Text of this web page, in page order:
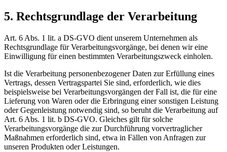
5. Rechtsgrundlage der Verarbeitung
Art. 6 Abs. 1 lit. a DS-GVO dient unserem Unternehmen als
Rechtsgrundlage für Verarbeitungsvorgänge, bei denen wir eine
Einwilligung für einen bestimmten Verarbeitungszweck einholen.
Ist die Verarbeitung personenbezogener Daten zur Erfüllung eines
Vertrags, dessen Vertragspartei Sie sind, erforderlich, wie dies
beispielsweise bei Verarbeitungsvorgängen der Fall ist, die für eine
Lieferung von Waren oder die Erbringung einer sonstigen Leistung
oder Gegenleistung notwendig sind, so beruht die Verarbeitung auf
Art. 6 Abs. 1 lit. b DS-GVO. Gleiches gilt für solche
Verarbeitungsvorgänge die zur Durchführung vorvertraglicher
Maßnahmen erforderlich sind, etwa in Fällen von Anfragen zur
unseren Produkten oder Leistungen.